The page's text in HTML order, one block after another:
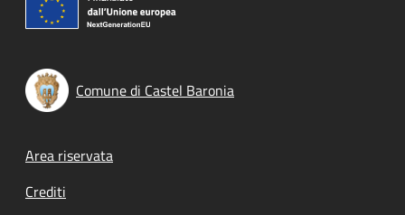
Comune di Castel Baronia
Footer menu
Area riservata
Crediti